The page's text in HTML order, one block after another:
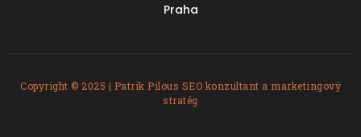
Praha
Copyright © 2025 | Patrik Pilous SEO konzultant a marketingový
stratég